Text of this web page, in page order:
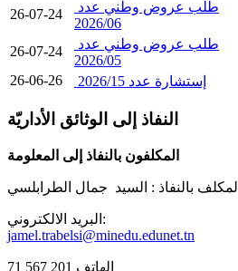
26-07-24
2026/06
26-07-24
2026/05
26-06-26
إستشارة عدد 2026/15
النفاذ إلى الوثائق الأداريّة
المكلفون بالنفاذ إلى المعلومة
المكلف بالنفاذ : السيد جمال الطرابلسي
البريد الالكتروني:
jamel.trabelsi@minedu.edunet.tn